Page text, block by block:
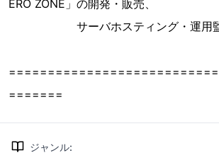
ERO ZONE」の開発・販売、
サーバホスティング
=======
ジャンル: